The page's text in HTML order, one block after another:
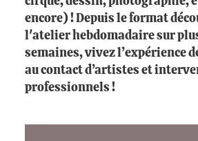
encore) ! Depuis le format
l'atelier hebdomadaire sur
semaines, vivez l’expérience
au contact d’artistes et
professionnels !